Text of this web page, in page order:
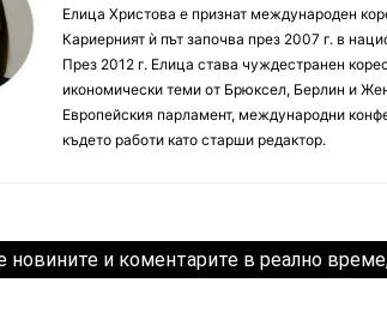
Елица Христова е признат международен
Кариерният ѝ път започва през 2007 г. в
През 2012 г. Елица става чуждестранен
икономически теми от Брюксел, Берлин и
Европейския парламент, международни
където работи като старши редактор.
новините и коментарите в реално